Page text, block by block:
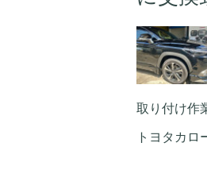
取り付け作
トヨタカ